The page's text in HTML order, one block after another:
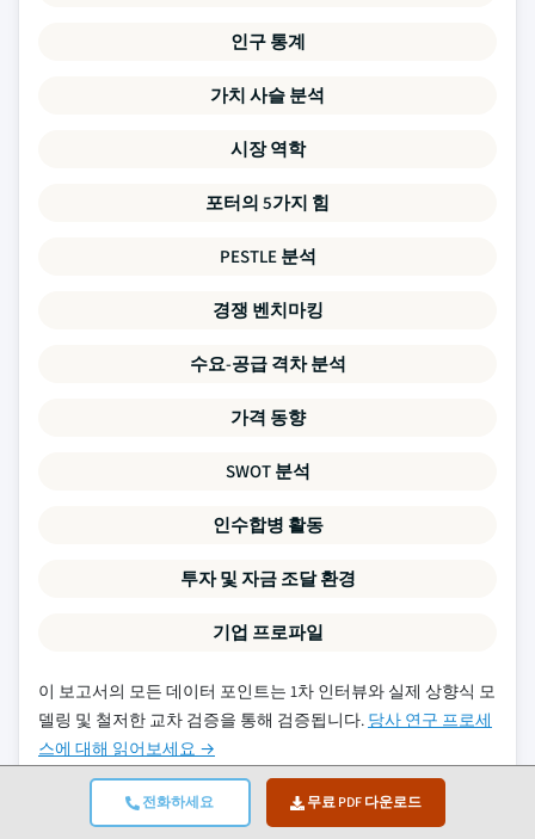
전화하세요 무료 PDF 다운로드
인구 통계
가치 사슬 분석
시장 역학
포터의 5가지 힘
PESTLE 분석
경쟁 벤치마킹
수요-공급 격차 분석
가격 동향
SWOT 분석
인수합병 활동
투자 및 자금 조달 환경
기업 프로파일
이 보고서의 모든 데이터 포인트는 1차 인터뷰와 실제 상향식 모
델링 및 철저한 교차 검증을 통해 검증됩니다. 당사 연구 프로세
스에 대해 읽어보세요 →